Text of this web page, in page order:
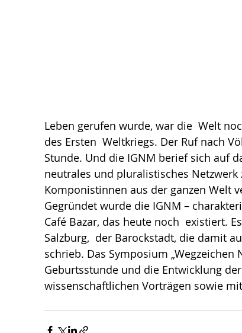
Leben gerufen wurde, war die  Welt
des Ersten  Weltkriegs. Der Ruf nach
Stunde. Und die IGNM berief sich auf
neutrales und pluralistisches
Komponistinnen aus der ganzen Welt
Gegründet wurde die IGNM –
Café Bazar, das heute noch  existiert.
Salzburg,  der Barockstadt, die damit
schrieb. Das Symposium
Geburtsstunde und die Entwicklung
wissenschaftlichen Vorträgen sowie